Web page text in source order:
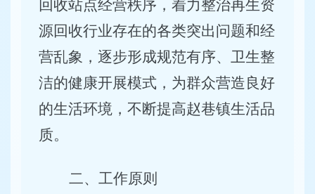
回收站点经营秩序， 着力整治再生资
源回收行业存在的各类突出问题和经
营乱象， 逐步形成规范有序、 卫生整
洁的健康开展模式 ， 为群众营造良好
的生活环境 ， 不断提高赵巷镇生活品
质。
二、工作原则